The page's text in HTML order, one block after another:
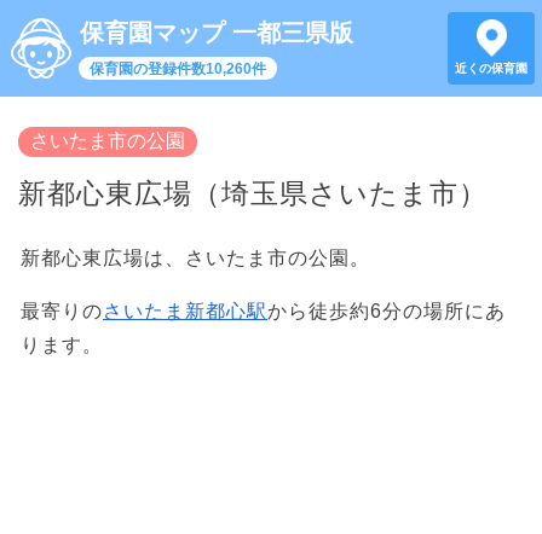
保育園マップ 一都三県版
保育園の登録件数10,260件 近くの保育園
さいたま市の公園
新都心東広場（埼玉県さいたま市）
新都心東広場は、さいたま市の公園。
最寄りのさいたま新都心駅から徒歩約6分の場所にあ
ります。